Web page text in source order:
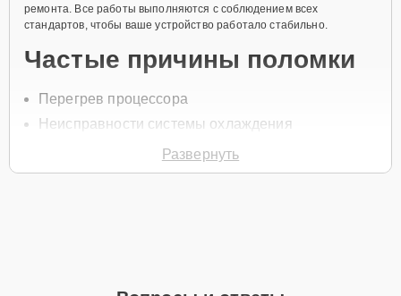
ремонта. Все работы выполняются с соблюдением всех
стандартов, чтобы ваше устройство работало стабильно.
Частые причины поломки
Перегрев процессора
Неисправности системы охлаждения
Перепады напряжения
Механические повреждения
Развернуть